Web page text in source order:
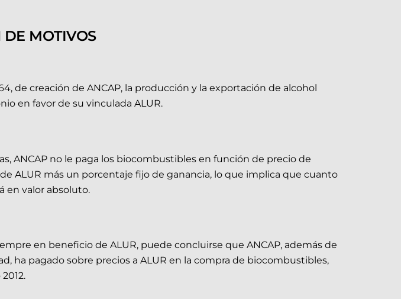
DE MOTIVOS
de creación de ANCAP, la producción y la exportación de alcohol
en favor de su vinculada ALUR.
ANCAP no le paga los biocombustibles en función de precio de
ALUR más un porcentaje fijo de ganancia, lo que implica que cuanto
en valor absoluto.
en beneficio de ALUR, puede concluirse que ANCAP, además de
ha pagado sobre precios a ALUR en la compra de biocombustibles,